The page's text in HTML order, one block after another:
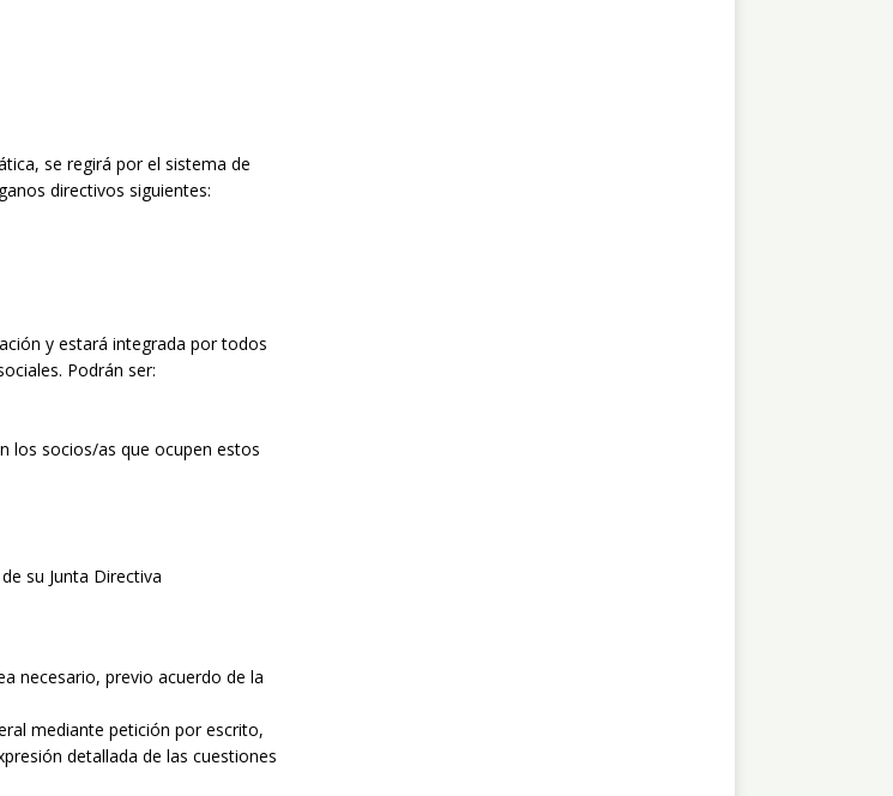
se regirá por el sistema de
directivos siguientes:
y estará integrada por todos
Podrán ser:
los socios/as que ocupen estos
su Junta Directiva
necesario, previo acuerdo de la
mediante petición por escrito,
detallada de las cuestiones